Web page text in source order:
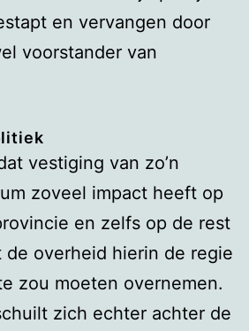
en vervangen door
voorstander van
vestiging van zo’n
zoveel impact heeft op
en zelfs op de rest
de overheid hierin de regie
zou moeten overnemen.
zich echter achter de